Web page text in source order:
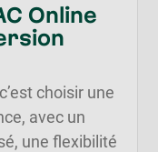
Online
choisir une
avec un
une flexibilité